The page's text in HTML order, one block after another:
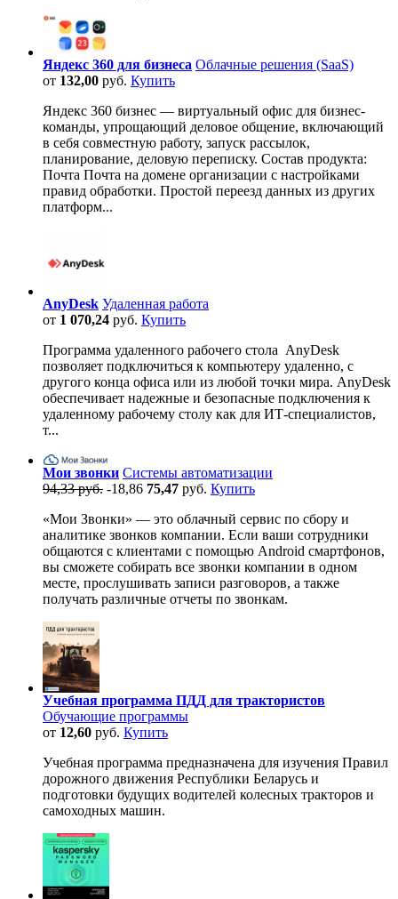
Яндекс 360 для бизнеса Облачные решения (SaaS)
от 132,00 руб. Купить
Яндекс 360 бизнес — виртуальный офис для бизнес-
команды, упрощающий деловое общение, включающий
в себя совместную работу, запуск рассылок,
планирование, деловую переписку. Состав продукта:
Почта Почта на домене организации с настройками
правид обработки. Простой переезд данных из других
платформ...
AnyDesk Удаленная работа
от 1 070,24 руб. Купить
Программа удаленного рабочего стола AnyDesk
позволяет подключиться к компьютеру удаленно, с
другого конца офиса или из любой точки мира. AnyDesk
обеспечивает надежные и безопасные подключения к
удаленному рабочему столу как для ИТ-специалистов,
т...
Мои звонки Системы автоматизации
94,33 руб. -18,86 75,47 руб. Купить
«Мои Звонки» — это облачный сервис по сбору и
аналитике звонков компании. Если ваши сотрудники
общаются с клиентами с помощью Android смартфонов,
вы сможете собирать все звонки компании в одном
месте, прослушивать записи разговоров, а также
получать различные отчеты по звонкам.
Учебная программа ПДД для трактористов
Обучающие программы
от 12,60 руб. Купить
Учебная программа предназначена для изучения Правил
дорожного движения Республики Беларусь и
подготовки будущих водителей колесных тракторов и
самоходных машин.